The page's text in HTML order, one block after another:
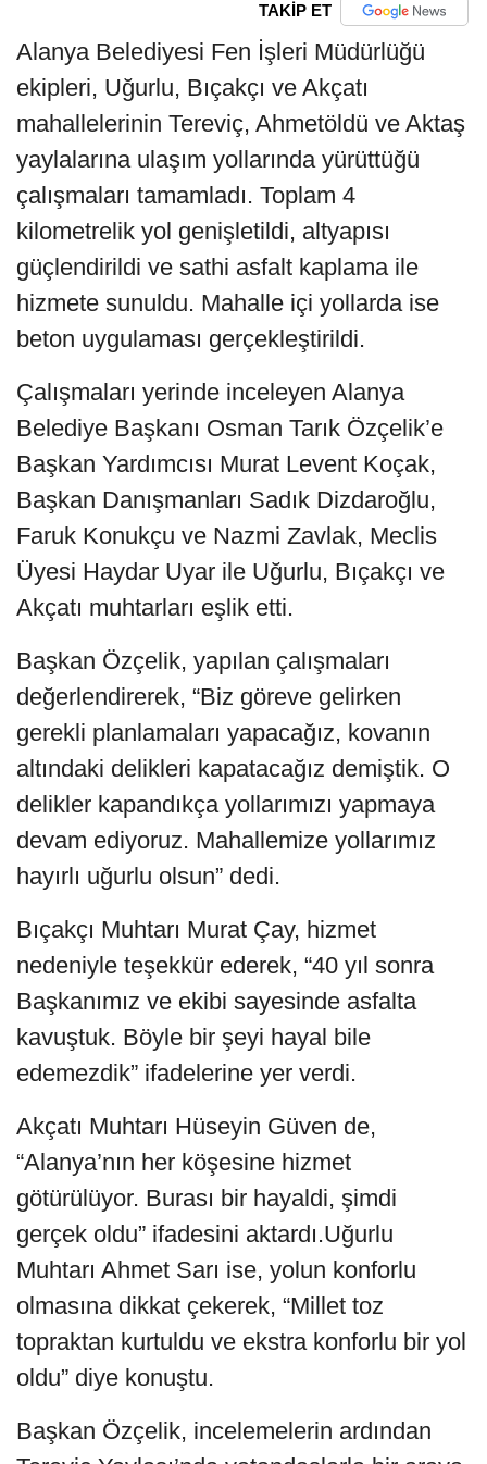
TAKİP ET
Alanya Belediyesi Fen İşleri Müdürlüğü
ekipleri, Uğurlu, Bıçakçı ve Akçatı
mahallelerinin Tereviç, Ahmetöldü ve Aktaş
yaylalarına ulaşım yollarında yürüttüğü
çalışmaları tamamladı. Toplam 4
kilometrelik yol genişletildi, altyapısı
güçlendirildi ve sathi asfalt kaplama ile
hizmete sunuldu. Mahalle içi yollarda ise
beton uygulaması gerçekleştirildi.
Çalışmaları yerinde inceleyen Alanya
Belediye Başkanı Osman Tarık Özçelik’e
Başkan Yardımcısı Murat Levent Koçak,
Başkan Danışmanları Sadık Dizdaroğlu,
Faruk Konukçu ve Nazmi Zavlak, Meclis
Üyesi Haydar Uyar ile Uğurlu, Bıçakçı ve
Akçatı muhtarları eşlik etti.
Başkan Özçelik, yapılan çalışmaları
değerlendirerek, “Biz göreve gelirken
gerekli planlamaları yapacağız, kovanın
altındaki delikleri kapatacağız demiştik. O
delikler kapandıkça yollarımızı yapmaya
devam ediyoruz. Mahallemize yollarımız
hayırlı uğurlu olsun” dedi.
Bıçakçı Muhtarı Murat Çay, hizmet
nedeniyle teşekkür ederek, “40 yıl sonra
Başkanımız ve ekibi sayesinde asfalta
kavuştuk. Böyle bir şeyi hayal bile
edemezdik” ifadelerine yer verdi.
Akçatı Muhtarı Hüseyin Güven de,
“Alanya’nın her köşesine hizmet
götürülüyor. Burası bir hayaldi, şimdi
gerçek oldu” ifadesini aktardı.Uğurlu
Muhtarı Ahmet Sarı ise, yolun konforlu
olmasına dikkat çekerek, “Millet toz
topraktan kurtuldu ve ekstra konforlu bir yol
oldu” diye konuştu.
Başkan Özçelik, incelemelerin ardından